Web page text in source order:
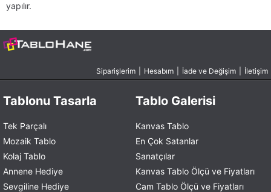
yapılır.
Siparişlerim Hesabım İade ve Değişim İletişim
Tablonu Tasarla
Tek Parçalı
Mozaik Tablo
Kolaj Tablo
Annene Hediye
Sevgiline Hediye
Tablo Galerisi
Kanvas Tablo
En Çok Satanlar
Sanatçılar
Kanvas Tablo Ölçü ve Fiyatları
Cam Tablo Ölçü ve Fiyatları